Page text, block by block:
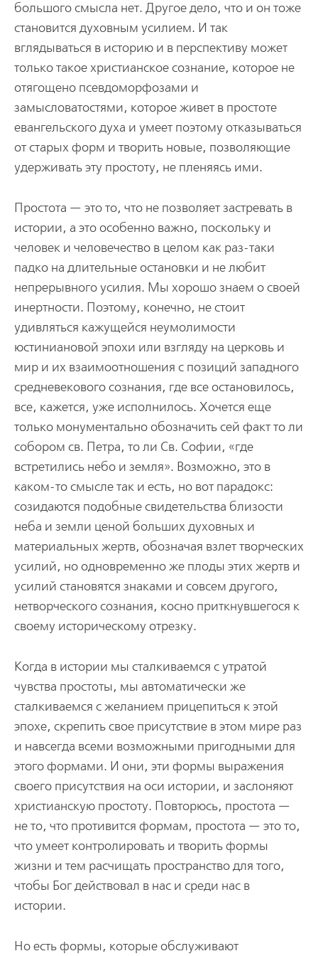
большого смысла нет. Другое дело, что и он тоже
становится духовным усилием. И так
вглядываться в историю и в перспективу может
только такое христианское сознание, которое не
отягощено псевдоморфозами и
замысловатостями, которое живет в простоте
евангельского духа и умеет поэтому отказываться
от старых форм и творить новые, позволяющие
удерживать эту простоту, не пленяясь ими.
Простота — это то, что не позволяет застревать в
истории, а это особенно важно, поскольку и
человек и человечество в целом как раз-таки
падко на длительные остановки и не любит
непрерывного усилия. Мы хорошо знаем о своей
инертности. Поэтому, конечно, не стоит
удивляться кажущейся неумолимости
юстиниановой эпохи или взгляду на церковь и
мир и их взаимоотношения с позиций западного
средневекового сознания, где все остановилось,
все, кажется, уже исполнилось. Хочется еще
только монументально обозначить сей факт то ли
собором св. Петра, то ли Св. Софии, «где
встретились небо и земля». Возможно, это в
каком-то смысле так и есть, но вот парадокс:
созидаются подобные свидетельства близости
неба и земли ценой больших духовных и
материальных жертв, обозначая взлет творческих
усилий, но одновременно же плоды этих жертв и
усилий становятся знаками и совсем другого,
нетворческого сознания, косно приткнувшегося к
своему историческому отрезку.
Когда в истории мы сталкиваемся с утратой
чувства простоты, мы автоматически же
сталкиваемся с желанием прицепиться к этой
эпохе, скрепить свое присутствие в этом мире раз
и навсегда всеми возможными пригодными для
этого формами. И они, эти формы выражения
своего присутствия на оси истории, и заслоняют
христианскую простоту. Повторюсь, простота —
не то, что противится формам, простота — это то,
что умеет контролировать и творить формы
жизни и тем расчищать пространство для того,
чтобы Бог действовал в нас и среди нас в
истории.
Но есть формы, которые обслуживают